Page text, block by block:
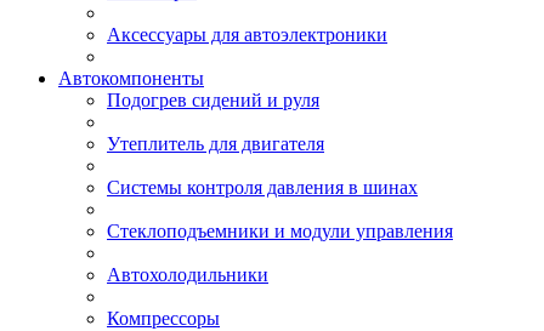
Аксессуары для автоэлектроники
Автокомпоненты
Подогрев сидений и руля
Утеплитель для двигателя
Системы контроля давления в шинах
Стеклоподъемники и модули управления
Автохолодильники
Компрессоры